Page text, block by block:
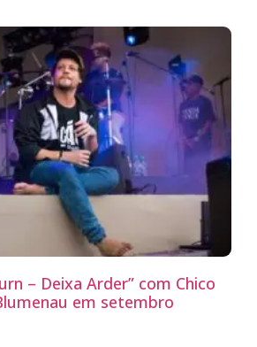
– Deixa Arder” com Chico
em setembro